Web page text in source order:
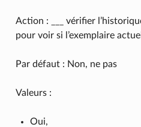
Action : ___ vérifier
pour voir si l’exemplaire
Par défaut : Non, ne pas
Valeurs :
Oui,